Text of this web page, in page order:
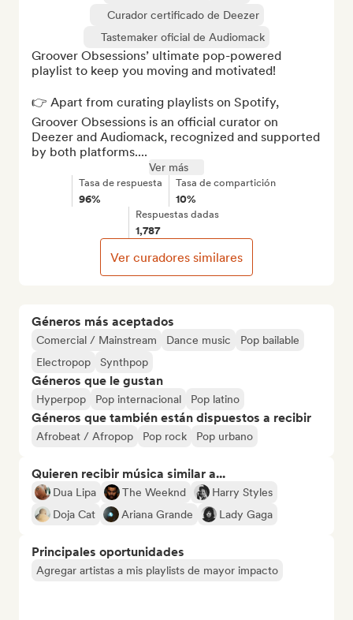
Géneros más aceptados
Comercial / Mainstream Dance music
Pop bailable
Electropop
Synthpop
Géneros que le gustan
Hyperpop Pop internacional Pop latino
Géneros que también están dispuestos a recibir
Afrobeat / Afropop Pop rock Pop urbano
Quieren recibir música similar a...
Dua Lipa The Weeknd
Harry Styles
Doja Cat
Ariana Grande Lady Gaga
Principales oportunidades
Agregar artistas a mis playlists de mayor impacto
Curador certificado de Deezer
Tastemaker oficial de Audiomack
Groover Obsessions’ ultimate pop-powered
playlist to keep you moving and motivated!
👉 Apart from curating playlists on Spotify,
Groover Obsessions is an official curator on
Deezer and Audiomack, recognized and supported
by both platforms....
Ver más
Tasa de respuesta
96%
Tasa de compartición
10%
Respuestas dadas
1,787
Ver curadores similares